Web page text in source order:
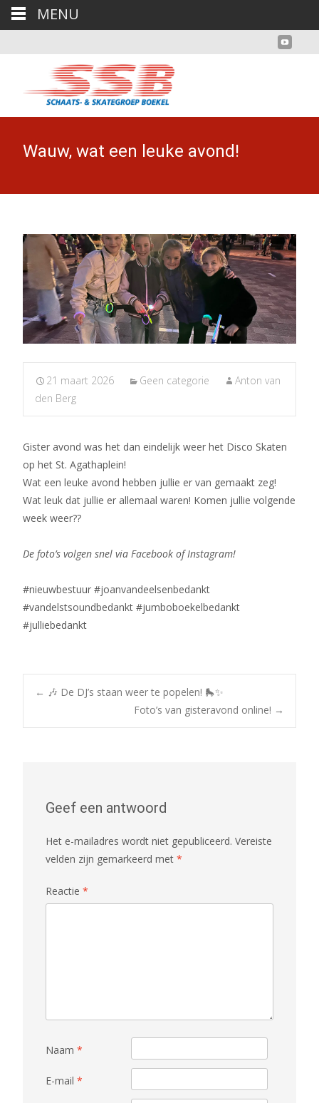
Wauw, wat een leuke avond!
21 maart 2026 Geen categorie
Anton van
den Berg
Gister avond was het dan eindelijk weer het Disco Skaten
op het St. Agathaplein!
Wat een leuke avond hebben jullie er van gemaakt zeg!
Wat leuk dat jullie er allemaal waren! Komen jullie volgende
week weer??
De foto’s volgen snel via Facebook of Instagram!
#nieuwbestuur #joanvandeelsenbedankt
#vandelstsoundbedankt #jumboboekelbedankt
#julliebedankt
Post
← 🎶 De DJ’s staan weer te popelen! 🛼✨
Foto’s van gisteravond online! →
Geef een antwoord
Het e-mailadres wordt niet gepubliceerd. Vereiste
velden zijn gemarkeerd met *
Reactie *
Naam *
E-mail *
MENU